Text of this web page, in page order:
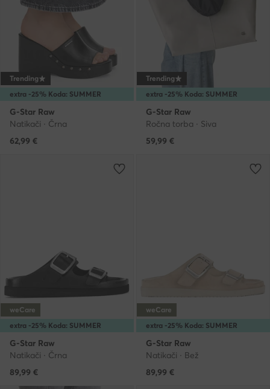
extra -25% Koda: SUMMER
Trending
G-Star Raw
Natikači · Črna
62,99 €
extra -25% Koda: SUMMER
Trending
G-Star Raw
Ročna torba · Siva
59,99 €
extra -25% Koda: SUMMER
weCare
G-Star Raw
Natikači · Črna
89,99 €
extra -25% Koda: SUMMER
weCare
G-Star Raw
Natikači · Bež
89,99 €